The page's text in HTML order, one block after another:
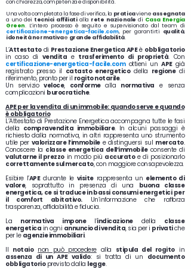
con chiarezza, competenza e disponibilità.
Una volta completata la fase di verifica, la praticaviene assegnata
a uno dei tecnici affiliatialla rete nazionaledi Casa Energia
Green. L’intero processo è seguito e supervisionato dal team di
certificazione-energetica-facile.com, per garantirti qualità,
idoneità normativae grande affidabilità.
L’Attestatodi Prestazione Energetica APEè obbligatorio
in caso di vendita e trasferimento di proprietà. Con
certificazione-energetica-facile.comottieni unAPE già
registrato presso il catasto energeticodella regionedi
riferimento, pronto per il rogito notarile.
Un servizioveloce, conformealla normativa e senza
complicazioni burocratiche.
APE per la vendita di un immobile: quando serve e quando
è obbligatorio
L’Attestato di Prestazione Energetica accompagna tutte le fasi
della compravendita immobiliare. In alcuni passaggi è
richiesto dalla normativa, in altri rappresenta uno strumento
utile per valorizzare l’immobilee distinguersi sul mercato.
Conoscere la classe energetica dell’immobileconsente di
valutarne il prezzoin modo più accuratoe di posizionarlo
correttamente sul mercato, con maggiore consapevolezza.
Esibire l’APEdurante le visiterappresenta un elemento di
valore, soprattutto in presenza di una buona classe
energetica, ce si traduce in bassi consumi energetici per
il comfort abitativo.Un’informazione che rafforza
trasparenza, affidabilità e fiducia.
La normativa imponel’indicazionedella classe
energetica in ogni annuncio di vendita, sia per i privatiche
per le agenzie immobiliari.
Il notaio non può procederealla stipula del rogito in
assenza di un APE valido: si tratta di un documento
obbligatorioprevisto dalla legge.